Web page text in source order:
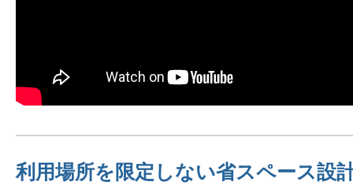
利用場所を限定しない省スペース設